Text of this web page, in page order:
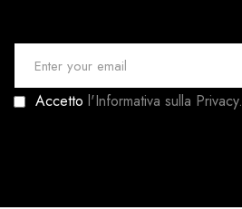
c
Accetto l'Informativa sulla Privacy.